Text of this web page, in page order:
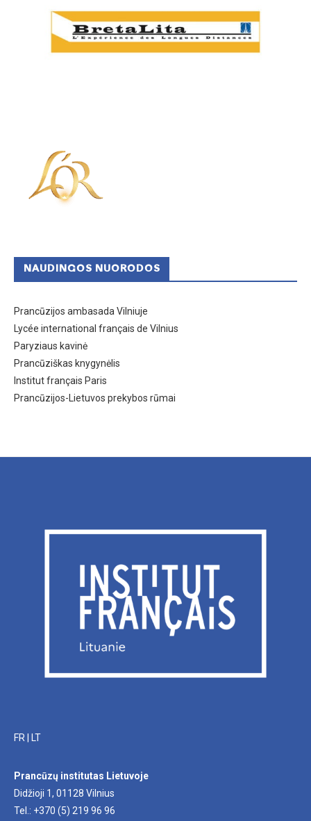
NAUDINGOS NUORODOS
Prancūzijos ambasada Vilniuje
Lycée international français de Vilnius
Paryziaus kavinė
Prancūziškas knygynėlis
Institut français Paris
Prancūzijos-Lietuvos prekybos rūmai
FR LT
Prancūzų institutas Lietuvoje
Didžioji 1, 01128 Vilnius
Tel.: +370 (5) 219 96 96